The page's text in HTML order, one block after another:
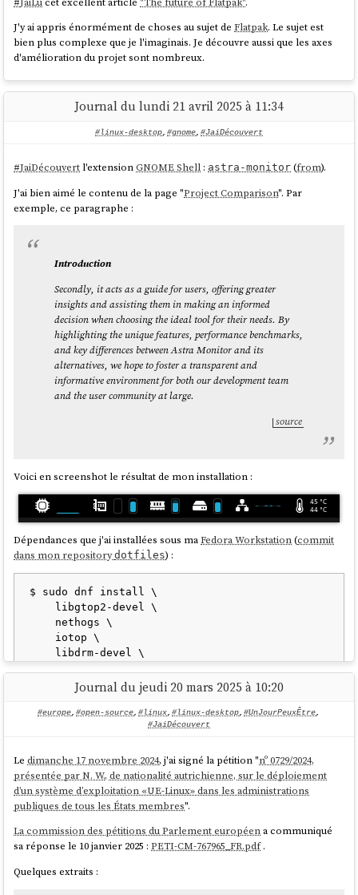
Cela lui a permis aussi de se consacrer fortement sur l'expérience
utilisateur.
Après avoir testé l'application, je constate que contrairement à
gnome-software, toutes les tâches s'exécutent de manière
asynchrone. À la différence degnome-software,Bazaarévite de
recharger constamment l'index des packages après chaque opération
, ce qui rend l'expérience utilisateurexcellente 🙂.
Bazaar is fast and highly multi-threaded, guaranteeing a
many downloads as you wish and run them while perusing
Flathub's latest releases. This is due to the UI being
Je tiens tout de même à préciser que la version 49 degnome-software
a fait des progrès à ce sujet, un gros travail de refactoring a été fait sur
73 Merge Request😮) pour apporter le support de threading
gnome-software.
Je pense utiliserBazaardansProjet 26 - "Expérimentation de migration
de deux utilisateurs grand public vers des laptops sous Fedora"
J'y ai appris énormément de choses au sujet deFlatpak. Le sujet est
bien plus complexe que je l'imaginais. Je découvre aussi que les axes
d'amélioration du projet sont nombreux.
Journal du lundi 21 avril 2025 à 11:34
#linux-desktop, #gnome, #JaiDécouvert
#JaiDécouvertl'extensionGNOME Shell : astra-monitor (from).
J'ai bien aimé le contenu de la page "Project Comparison". Par
exemple, ce paragraphe :
Introduction
Secondly, it acts as a guide for users, offering greater
insights and assisting them in making an informed
decision when choosing the ideal tool for their needs. By
highlighting the unique features, performance benchmarks,
and key differences between Astra Monitor and its
alternatives, we hope to foster a transparent and
informative environment for both our development team
and the user community at large.
source
Voici en screenshot le résultat de mon installation :
Dépendances que j'ai installées sous maFedora Workstation(commit
dans mon repositorydotfiles) :
$ sudo dnf install \
Yasuno/amdgpu_top/releases/download/v0.10.4/am
Voici ce que retourne la commandesensorssur mon laptop :
$ sensors
thinkpad-isa-0000
Adapter: ISA adapter
fan1:        65535 RPM
GPU:              N/A
Journal du jeudi 20 mars 2025 à 10:20
#europe, #open-source, #linux, #linux-desktop, #UnJourPeuxÊtre,
#JaiDécouvert
Ledimanche 17 novembre 2024, j'ai signé la pétition "nº 0729/2024,
présentée par N. W., de nationalité autrichienne, sur le déploiement
d’un système d’exploitation «UE-Linux» dans les administrations
publiques de tous les États membres".
La commission des pétitions du Parlement européena communiqué
sa réponse le 10 janvier 2025 :PETI-CM-767965_FR.pdf.
Quelques extraits :